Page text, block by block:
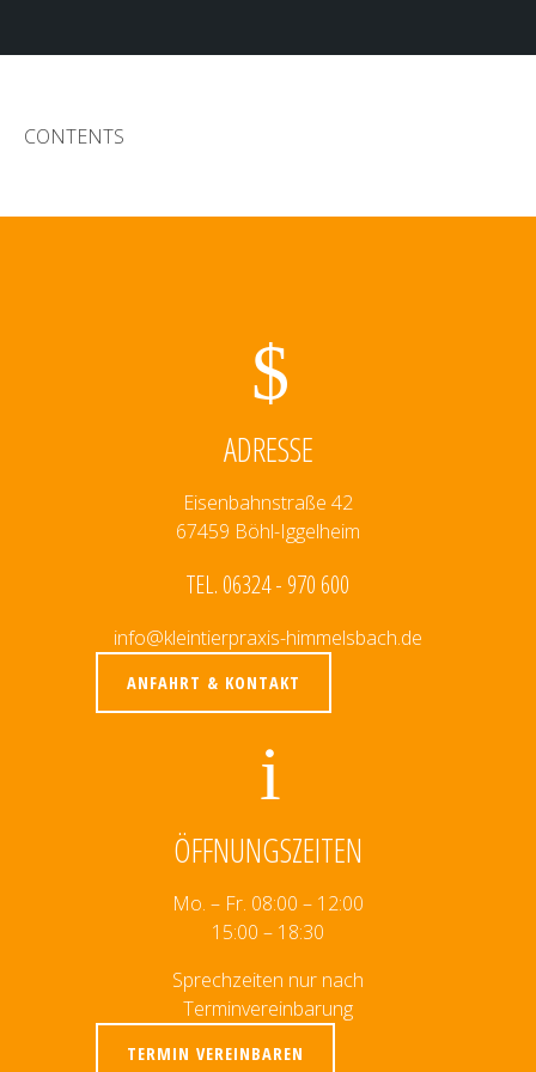
CONTENTS
ADRESSE
Eisenbahnstraße 42
67459 Böhl-Iggelheim
TEL. 06324 - 970 600
info@kleintierpraxis-himmelsbach.de
ANFAHRT & KONTAKT
ÖFFNUNGSZEITEN
Mo. – Fr. 08:00 – 12:00
15:00 – 18:30
Sprechzeiten nur nach
Terminvereinbarung
TERMIN VEREINBAREN